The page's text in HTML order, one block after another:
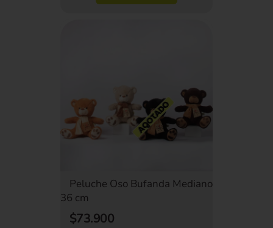
Peluche Oso Bufanda Mediano
36 cm
$73.900